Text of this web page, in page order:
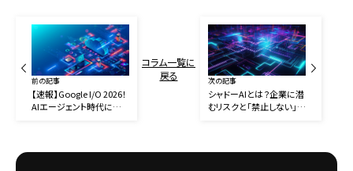
前の記事
【速報】Google I/O 2026！
AIエージェント時代に向
コラム一覧に
戻る
次の記事
シャドーAIとは？企業に潜
むリスクと「禁止しない」対